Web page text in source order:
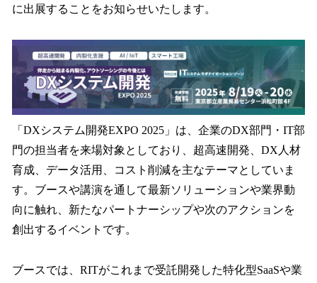
で
に出展することをお知らせいたします。
「DXシステム開発EXPO 2025」は、企業のDX部門・IT部
門の担当者を来場対象としており、超高速開発、DX人材
育成、データ活用、コスト削減を主なテーマとしていま
す。ブースや講演を通して最新ソリューションや業界動
向に触れ、新たなパートナーシップや次のアクションを
創出するイベントです。
ブースでは、RITがこれまで受託開発した特化型SaaSや業